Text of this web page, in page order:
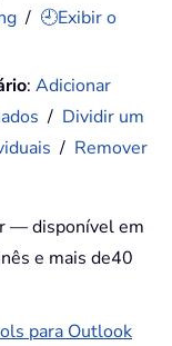
/ 🕘Exibir o
:Adicionar
/ Dividir um
/ Remover
— disponível em
e mais de40
para Outlook